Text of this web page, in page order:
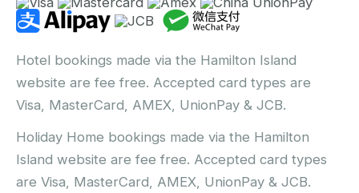
Hotel bookings made via the Hamilton Island
website are fee free. Accepted card types are
Visa, MasterCard, AMEX, UnionPay & JCB.
Holiday Home bookings made via the Hamilton
Island website are fee free. Accepted card types
are Visa, MasterCard, AMEX, UnionPay & JCB.